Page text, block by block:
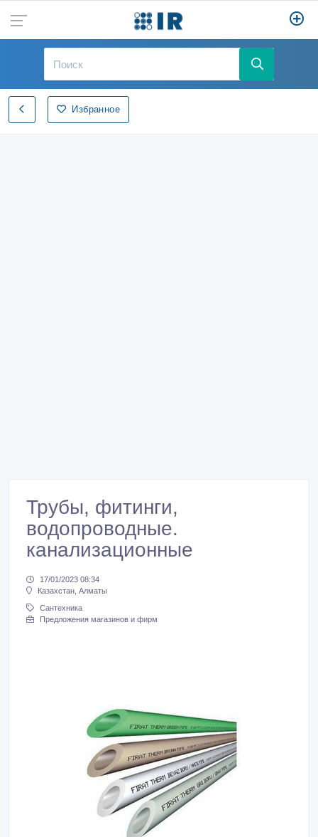
Избранное
Трубы, фитинги,
водопроводные.
канализационные
17/01/2023 08:34
Казахстан, Алматы
Сантехника
Предложения магазинов и фирм